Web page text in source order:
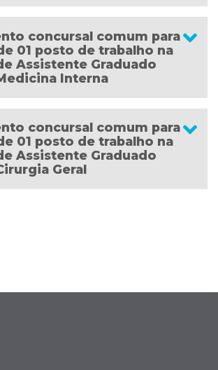
concursal comum para
01 posto de trabalho na
Assistente Graduado
Interna
concursal comum para
01 posto de trabalho na
Assistente Graduado
Geral